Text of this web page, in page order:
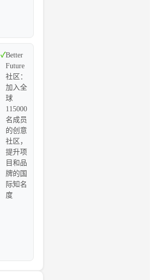
✓Better
Future
社区：
加入全
球
115000
名成员
的创意
社区，
提升项
目和品
牌的国
际知名
度